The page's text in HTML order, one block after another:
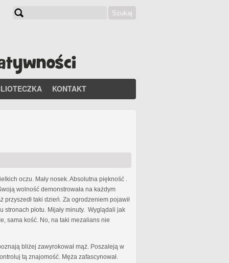
Szukaj
KONTAKT
oczu. Mały nosek. Absolutna piękność .
wolność demonstrowała na każdym
taki dzień. Za ogrodzeniem pojawił
stronach płotu. Mijały minuty. Wyglądali jak
sama kość. No, na taki mezalians nie
bliżej zawyrokował mąż. Poszaleją w
tą znajomość. Męża zafascynował.